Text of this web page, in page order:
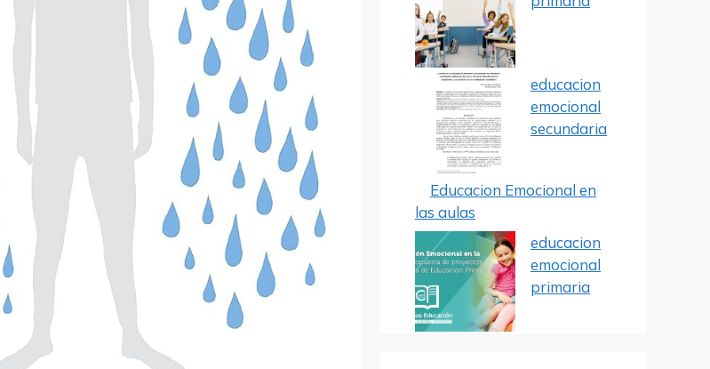
educacion
emocional
secundaria
Educacion Emocional en
las aulas
educacion
emocional
primaria